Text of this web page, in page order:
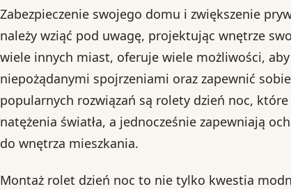
Zabezpieczenie swojego domu i zwiększenie
należy wziąć pod uwagę, projektując wnętrze
wiele innych miast, oferuje wiele możliwości, aby
niepożądanymi spojrzeniami oraz zapewnić
popularnych rozwiązań są rolety dzień noc,
natężenia światła, a jednocześnie zapewniają
do wnętrza mieszkania.
Montaż rolet dzień noc to nie tylko kwestia